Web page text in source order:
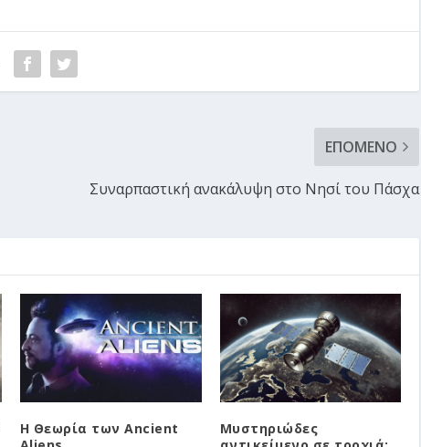
ΕΠΌΜΕΝΟ
Συναρπαστική ανακάλυψη στο Νησί του Πάσχα
Η Θεωρία των Ancient
Μυστηριώδες